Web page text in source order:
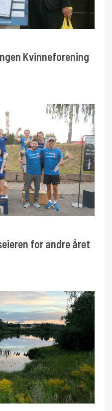
Kvinneforening
for andre året